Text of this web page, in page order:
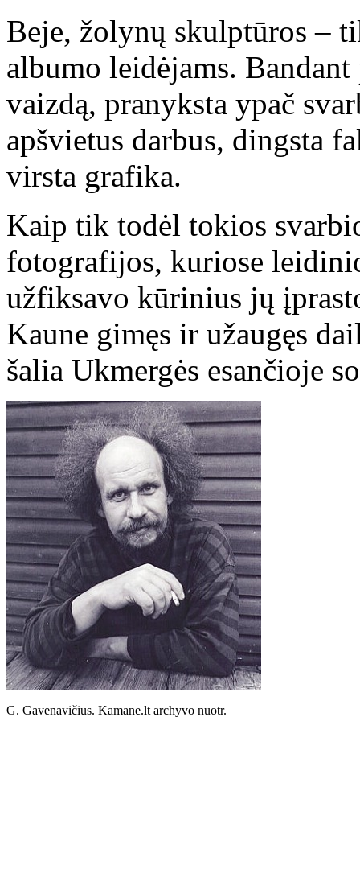
Beje, žolynų skulptūros –
albumo leidėjams.
vaizdą, pranyksta ypač
apšvietus darbus, dingsta
virsta grafika.
Kaip tik todėl tokios
fotografijos, kuriose
užfiksavo kūrinius jų
Kaune gimęs ir užaugęs
šalia Ukmergės esančioje
G. Gavenavičius. Kamane.lt archyvo nuotr.